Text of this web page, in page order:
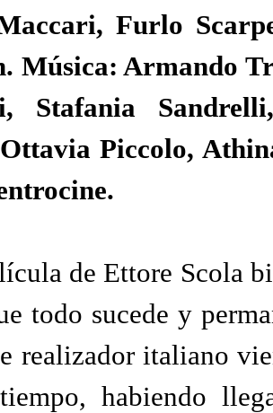
Furlo
Música: Armando
Stafania
Piccolo,
de Ettore Scola
todo sucede y
realizador italiano
habiendo